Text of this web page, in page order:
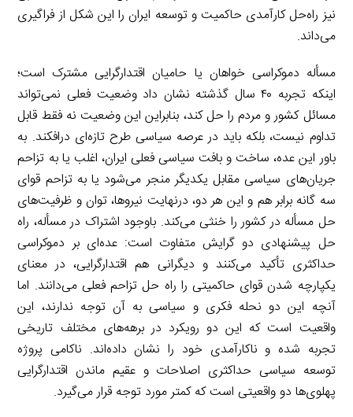
نیز راه‌حل کارآمدی حاکمیت و توسعه ایران را این شکل از فراگیری
می‌داند.
مسأله دموکراسی خواهان یا حامیان اقتدارگرایی مشترک است؛
اینکه تجربه ۴۰ سال گذشته نشان داد وضعیت فعلی نمی‌تواند
مسائل کشور و مردم را حل کند، بنابراین این وضعیت نه فقط قابل
تداوم نیست، بلکه باید در عرصه سیاسی طرح تازه‌ای درافکند. به
باور این عده، ساخت و بافت سیاسی فعلی ایران، اغلب یا به تزاحم
جریان‌های سیاسی مقابل یکدیگر منجر می‌شود یا به تزاحم قوای
سه گانه برابر هم و این هر دو، درنهایت نیروها، توان و ظرفیت‌های
حل مسأله در کشور را خنثی می‌کند. با‌وجود اشتراک در مسأله، راه
حل پیشنهادی دو گرایش متفاوت است: عده‌ای بر دموکراسی
حداکثری تأکید می‌کنند و دیگرانی هم اقتدارگرایی، در معنای
یکپارچه شدن قوای حاکمیتی را راه حل تزاحم فعلی می‌دانند. اما
آنچه این دو نحله فکری و سیاسی به آن توجه ندارند، این
واقعیت است که این دو رویکرد در برهه‌های مختلف تاریخی
تجربه شده و ناکارآمدی خود را نشان داده‌اند. ناکامی پروژه
توسعه سیاسی حداکثری اصلاحات و عقیم ماندن اقتدارگرایی
پهلوی‌ها دو واقعیتی است که کمتر مورد توجه قرار می‌گیرد.